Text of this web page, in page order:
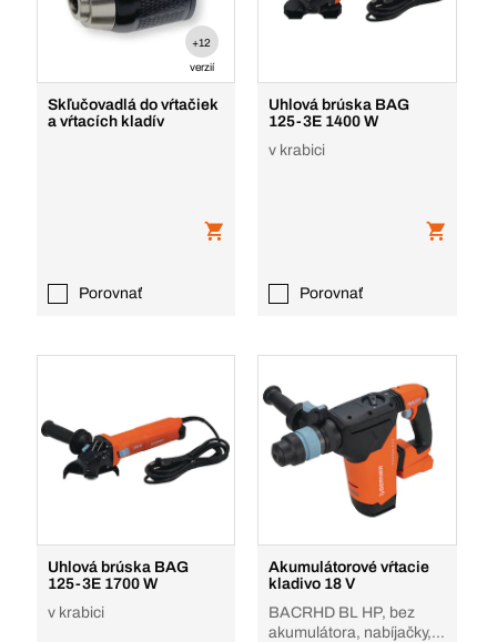
+12
verzií
Skľučovadlá do vŕtačiek
a vŕtacích kladív
Porovnať
Uhlová brúska BAG
125-3E 1400 W
v krabici
Porovnať
Uhlová brúska BAG
125-3E 1700 W
v krabici
Akumulátorové vŕtacie
kladivo 18 V
BACRHD BL HP, bez
akumulátora, nabíjačky, v